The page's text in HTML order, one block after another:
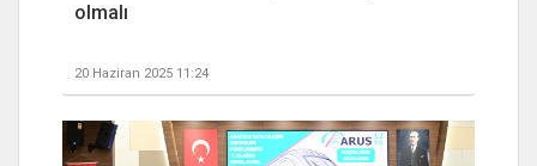
olmalı
20 Haziran 2025 11:24